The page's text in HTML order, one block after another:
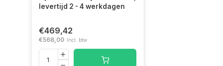
Profile (XMP)
Intel Extreme
Memory
Profile (XMP)
DIMM
levertijd 2 - 4 werkdagen
€469,42
€568,00 Incl. btw